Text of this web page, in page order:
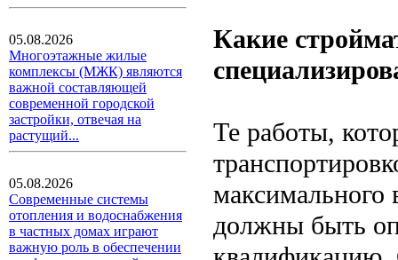
05.08.2026
Многоэтажные жилые
комплексы (МЖК) являются
важной составляющей
современной городской
застройки, отвечая на
растущий...
05.08.2026
Современные системы
отопления и водоснабжения
в частных домах играют
важную роль в обеспечении
Какие
Те работы,
максимального
должны быть